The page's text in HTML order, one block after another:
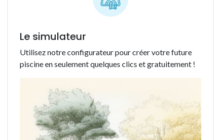
Le simulateur
Utilisez notre configurateur pour créer votre future
piscine en seulement quelques clics et gratuitement !